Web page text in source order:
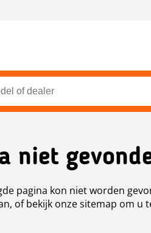
niet
pagina kon niet worden
of bekijk onze sitemap om u